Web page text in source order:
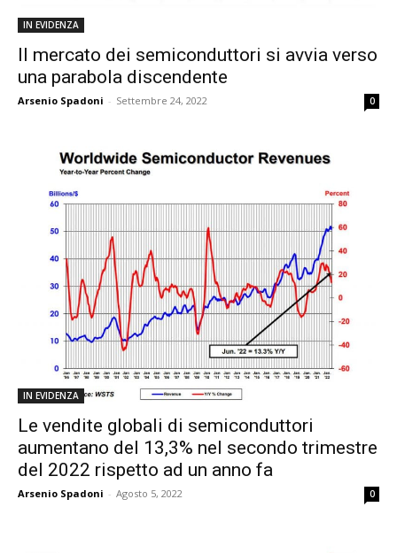
IN EVIDENZA
Il mercato dei semiconduttori si avvia verso
una parabola discendente
Arsenio Spadoni - Settembre 24, 2022 0
IN EVIDENZA
Le vendite globali di semiconduttori
aumentano del 13,3% nel secondo trimestre
del 2022 rispetto ad un anno fa
Arsenio Spadoni - Agosto 5, 2022 0